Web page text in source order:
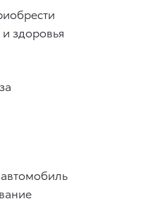
здоровья